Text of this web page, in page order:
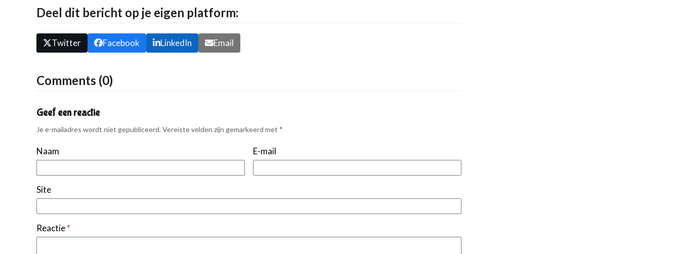
Deel dit bericht op je eigen platform:
Twitter Facebook LinkedIn Email
Comments (0)
Geef een reactie
Je e-mailadres wordt niet gepubliceerd. Vereiste velden zijn gemarkeerd met *
Naam E-mail
Site
Reactie*